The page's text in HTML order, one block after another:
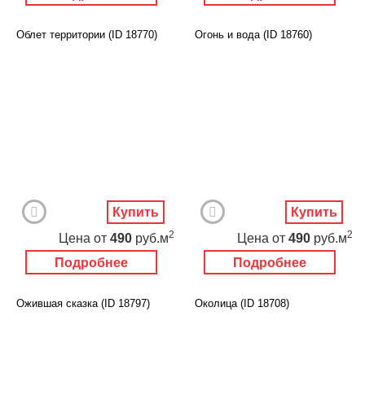
Облет территории (ID 18770)
Подробнее
Цена от 490 руб.м2
Купить
Огонь и вода (ID 18760)
Подробнее
Цена от 490 руб.м2
Купить
Ожившая сказка (ID 18797) Околица (ID 18708)